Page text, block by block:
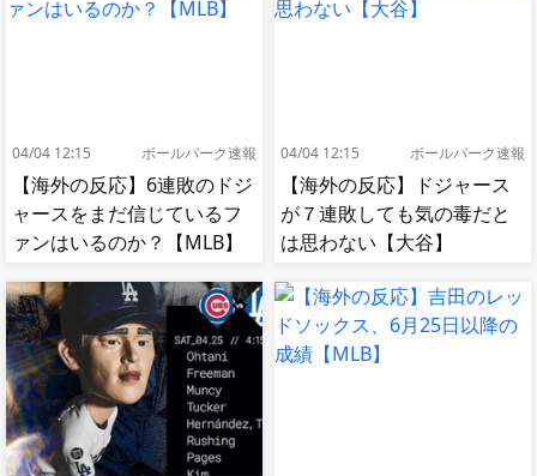
04/04 12:15 ボールパーク速報
【海外の反応】6連敗のドジ
ャースをまだ信じているフ
ァンはいるのか？【MLB】
04/04 12:15 ボールパーク速報
【海外の反応】ドジャース
が７連敗しても気の毒だと
は思わない【大谷】